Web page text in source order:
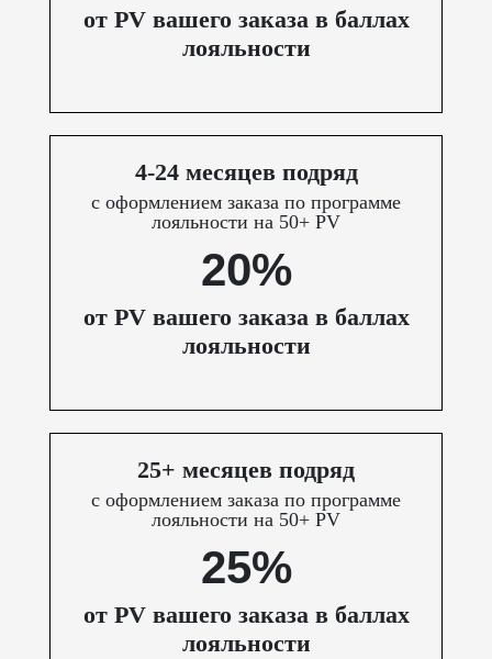
от PV вашего заказа в баллах
лояльности
4-24 месяцев подряд
с оформлением заказа по программе
лояльности на 50+ PV
20%
от PV вашего заказа в баллах
лояльности
25+ месяцев подряд
с оформлением заказа по программе
лояльности на 50+ PV
25%
от PV вашего заказа в баллах
лояльности